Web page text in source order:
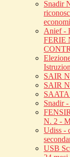
Snadir
Anief -
FERIE
SAIR
SAIR
Snadir
N. 2 -
Udiss -
USB